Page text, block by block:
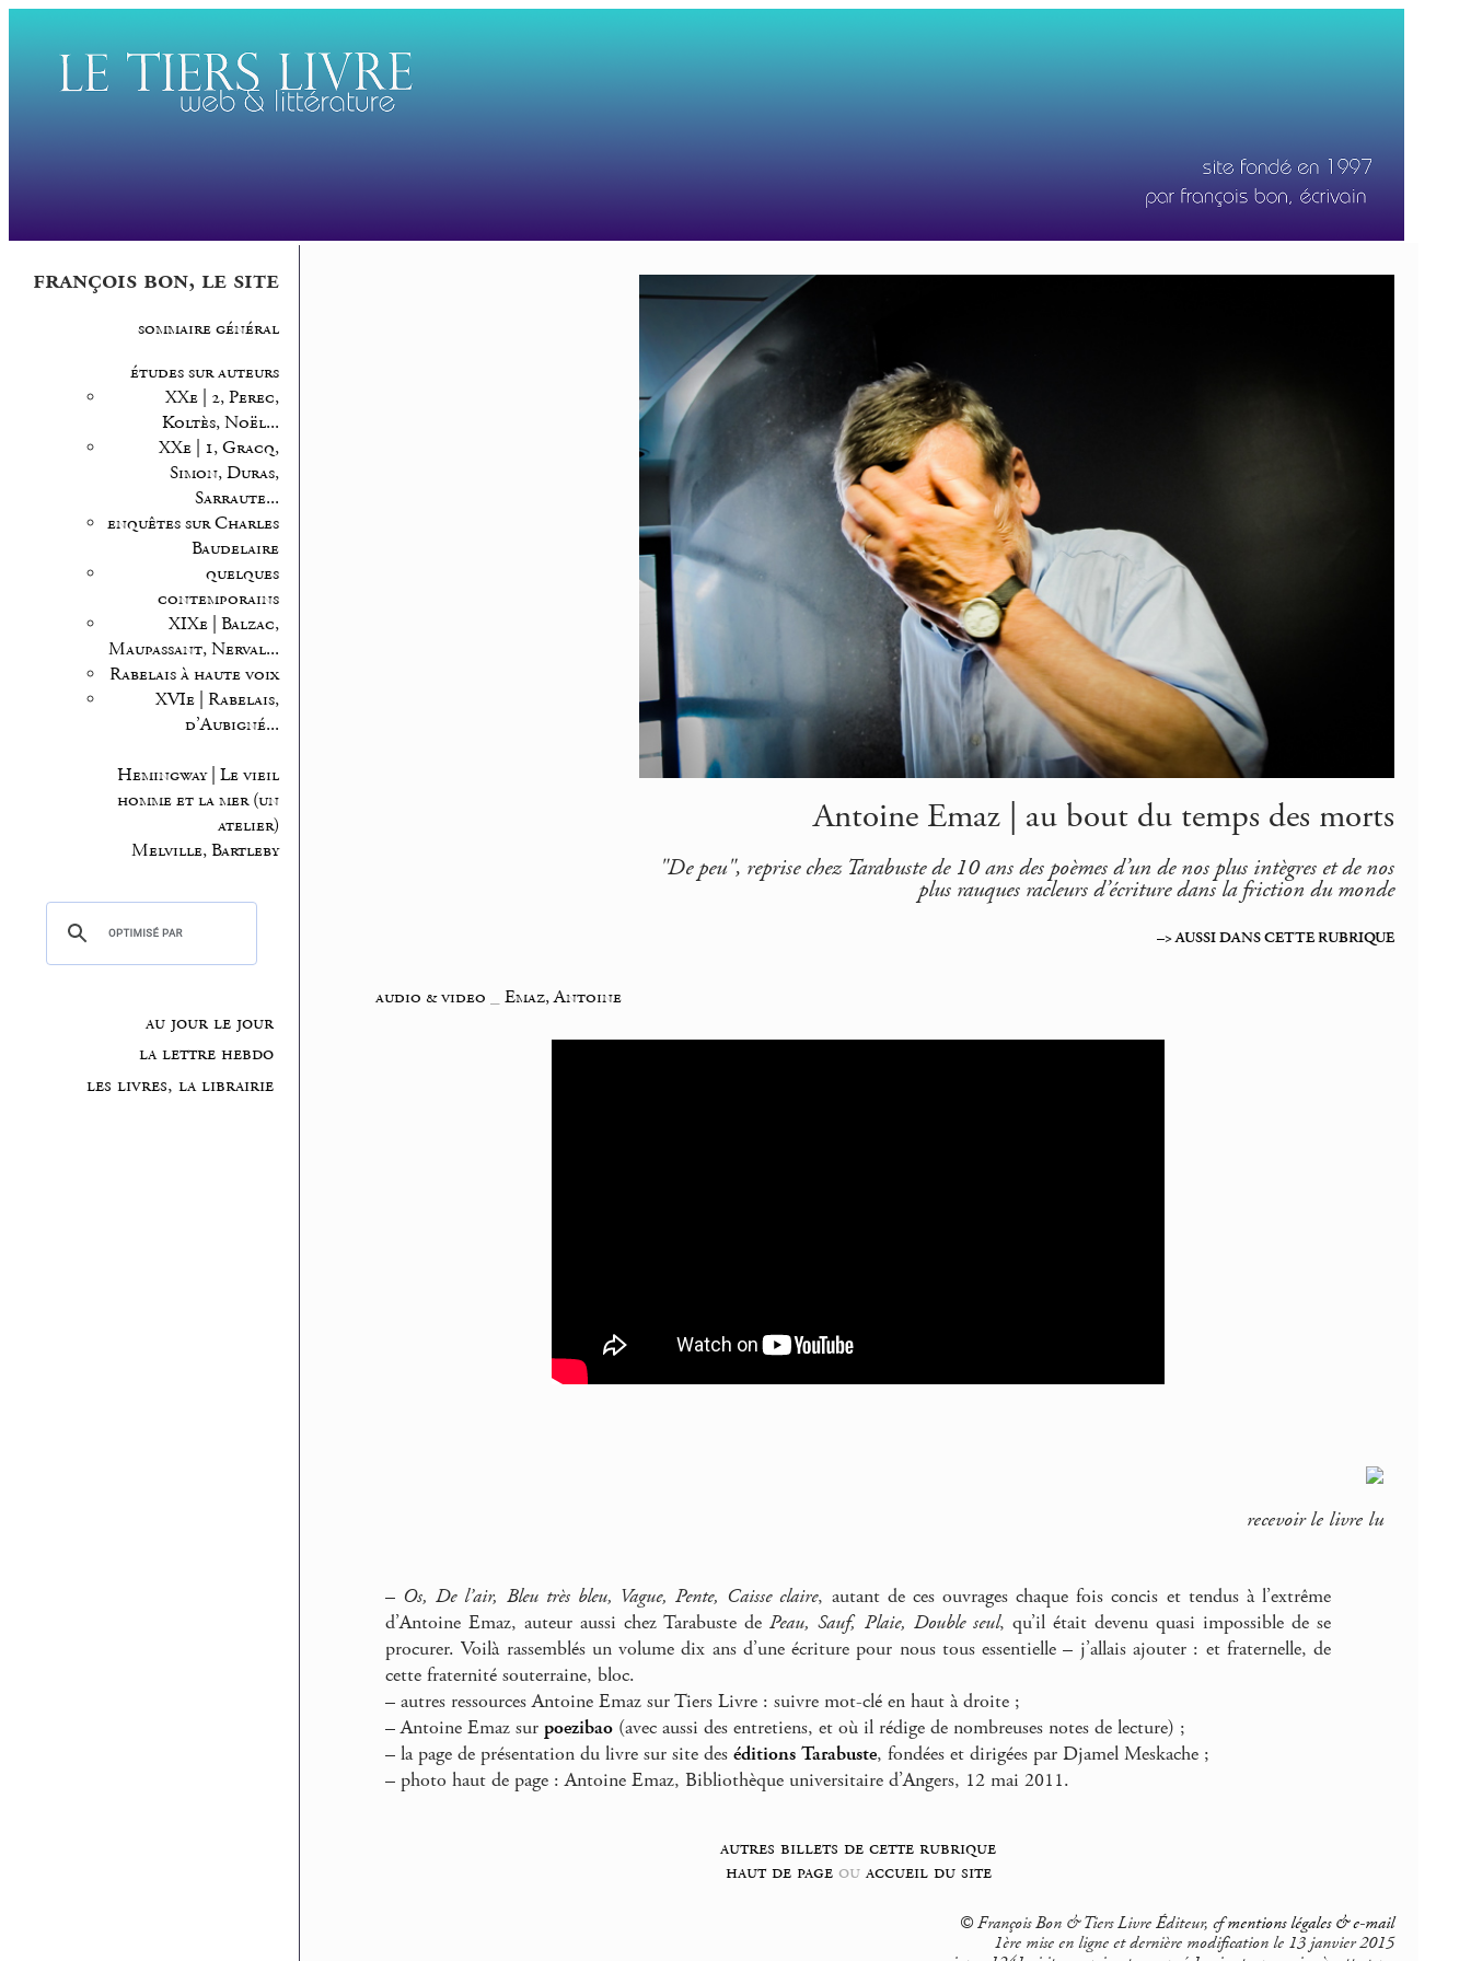
françois bon, le site
sommaire général
études sur auteurs
XXe | 2, Perec,
Koltès, Noël...
XXe | 1, Gracq,
Simon, Duras,
Sarraute...
enquêtes sur Charles
Baudelaire
quelques
contemporains
XIXe | Balzac,
Maupassant, Nerval...
Rabelais à haute voix
XVIe | Rabelais,
d’Aubigné...
Hemingway | Le vieil
homme et la mer (un
atelier)
Melville, Bartleby
au jour le jour
la lettre hebdo
les livres, la librairie
Antoine Emaz | au bout du temps des morts
"De peu", reprise chez Tarabuste de 10 ans des poèmes d’un de nos plus intègres et de nos
plus rauques racleurs d’écriture dans la friction du monde
–> AUSSI DANS CETTE RUBRIQUE
audio & video _Emaz, Antoine
recevoir le livre lu
– Os, De l’air, Bleu très bleu, Vague, Pente, Caisse claire, autant de ces ouvrages chaque fois concis et tendus à l’extrême
d’Antoine Emaz, auteur aussi chez Tarabuste dePeau, Sauf, Plaie, Double seul, qu’il était devenu quasi impossible de se
procurer. Voilà rassemblés un volume dix ans d’une écriture pour nous tous essentielle – j’allais ajouter : et fraternelle, de
cette fraternité souterraine, bloc.
– autres ressources Antoine Emaz sur Tiers Livre : suivre mot-clé en haut à droite ;
–Antoine Emaz sur poezibao (avec aussi des entretiens, et où il rédige de nombreuses notes de lecture) ;
– la page de présentation du livre sur site des éditions Tarabuste, fondées et dirigées par Djamel Meskache ;
– photo haut de page : Antoine Emaz, Bibliothèque universitaire d’Angers, 12 mai 2011.
autres billets de cette rubrique
haut de pageouaccueil du site
© François Bon & Tiers Livre Éditeur, cfmentions légales & e-mail
1ère mise en ligne et dernière modification le 13 janvier 2015